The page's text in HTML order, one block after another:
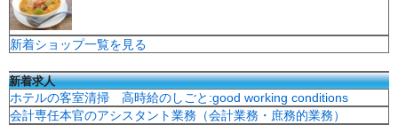
新着ショップ一覧を見る
新着求人
ホテルの客室清掃 高時給のしごと:good working conditions
会計専任本官のアシスタント業務（会計業務・庶務的業務）